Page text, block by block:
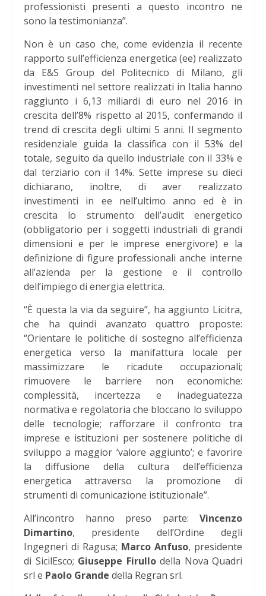
professionisti presenti a questo incontro ne
sono la testimonianza”.
Non è un caso che, come evidenzia il recente
rapporto sull’efficienza energetica (ee) realizzato
da E&S Group del Politecnico di Milano, gli
investimenti nel settore realizzati in Italia hanno
raggiunto i 6,13 miliardi di euro nel 2016 in
crescita dell’8% rispetto al 2015, confermando il
trend di crescita degli ultimi 5 anni. Il segmento
residenziale guida la classifica con il 53% del
totale, seguito da quello industriale con il 33% e
dal terziario con il 14%. Sette imprese su dieci
dichiarano, inoltre, di aver realizzato
investimenti in ee nell’ultimo anno ed è in
crescita lo strumento dell’audit energetico
(obbligatorio per i soggetti industriali di grandi
dimensioni e per le imprese energivore) e la
definizione di figure professionali anche interne
all’azienda per la gestione e il controllo
dell’impiego di energia elettrica.
“È questa la via da seguire”, ha aggiunto Licitra,
che ha quindi avanzato quattro proposte:
“Orientare le politiche di sostegno all’efficienza
energetica verso la manifattura locale per
massimizzare le ricadute occupazionali;
rimuovere le barriere non economiche:
complessità, incertezza e inadeguatezza
normativa e regolatoria che bloccano lo sviluppo
delle tecnologie; rafforzare il confronto tra
imprese e istituzioni per sostenere politiche di
sviluppo a maggior ‘valore aggiunto’; e favorire
la diffusione della cultura dell’efficienza
energetica attraverso la promozione di
strumenti di comunicazione istituzionale”.
All’incontro hanno preso parte: Vincenzo
Dimartino, presidente dell’Ordine degli
Ingegneri di Ragusa; Marco Anfuso, presidente
di SicilEsco; Giuseppe Firullo della Nova Quadri
srl e Paolo Grande della Regran srl.